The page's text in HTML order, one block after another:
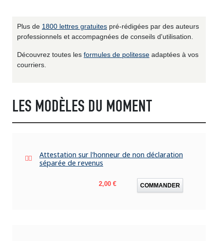
Plus de 1800 lettres gratuites pré-rédigées par des auteurs
professionnels et accompagnées de conseils d'utilisation.
Découvrez toutes les formules de politesse adaptées à vos
courriers.
LES MODÈLES DU MOMENT
Attestation sur l'honneur de non déclaration
séparée de revenus
Prix
2,00 € COMMANDER